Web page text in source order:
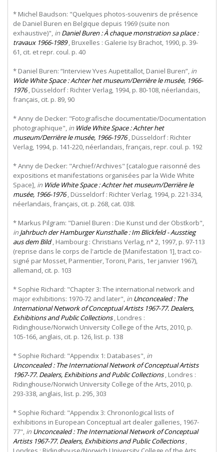
* Michel Baudson: "Quelques photos-souvenirs de présence
de Daniel Buren en Belgique depuis 1969 (suite non
exhaustive)", in Daniel Buren : À chaque monstration sa place :
travaux 1966-1989, Bruxelles : Galerie Isy Brachot, 1990, p. 39-
61, cit. et repr. coul. p. 40
* Daniel Buren: “Interview Yves Aupetitallot, Daniel Buren”, in
Wide White Space : Achter het museum/Derrière le musée, 1966-
1976, Düsseldorf : Richter Verlag, 1994, p. 80-108, néerlandais,
français, cit. p. 89, 90
* Anny de Decker: "Fotografische documentatie/Documentation
photographique", in Wide White Space : Achter het
museum/Derrière le musée, 1966-1976, Düsseldorf : Richter
Verlag, 1994, p. 141-220, néerlandais, français, repr. coul. p. 192
* Anny de Decker: "Archief/Archives" [catalogue raisonné des
expositions et manifestations organisées par la Wide White
Space], in Wide White Space : Achter het museum/Derrière le
musée, 1966-1976, Düsseldorf : Richter Verlag, 1994, p. 221-334,
néerlandais, français, cit. p. 268, cat. 038.
* Markus Pilgram: "Daniel Buren : Die Kunst und der Obstkorb",
in Jahrbuch der Hamburger Kunsthalle : Im Blickfeld - Ausstieg
aus dem Bild, Hambourg : Christians Verlag, n° 2, 1997, p. 97-113
(reprise dans le corps de l'article de [Manifestation 1], tract co-
signé par Mosset, Parmentier, Toroni, Paris, 1er janvier 1967),
allemand, cit. p. 103
* Sophie Richard: "Chapter 3: The international network and
major exhibitions: 1970-72 and later", in Unconcealed : The
International Network of Conceptual Artists 1967-77. Dealers,
Exhibitions and Public Collections, Londres :
Ridinghouse/Norwich University College of the Arts, 2010, p.
105-166, anglais, cit. p. 126, list. p. 138
* Sophie Richard: "Appendix 1: Databases", in
Unconcealed : The International Network of Conceptual Artists
1967-77. Dealers, Exhibitions and Public Collections, Londres :
Ridinghouse/Norwich University College of the Arts, 2010, p.
293-338, anglais, list. p. 295, 303
* Sophie Richard: "Appendix 3: Chrononlogical lists of
exhibitions in European Conceptual art dealer galleries, 1967-
77", in Unconcealed : The International Network of Conceptual
Artists 1967-77. Dealers, Exhibitions and Public Collections,